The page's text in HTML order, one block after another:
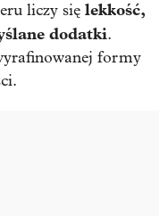
liczy się lekkość,
dodatki.
formy